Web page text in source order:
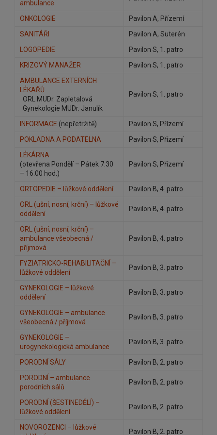
ambulance
ONKOLOGIE
Pavilon A, Přízemí
SANITÁŘI
Pavilon A, Suterén
LOGOPEDIE
Pavilon S, 1. patro
KRIZOVÝ MANAŽER
Pavilon S, 1. patro
AMBULANCE EXTERNÍCH
LÉKAŘŮ
ORL MUDr. Zapletalová
Gynekologie MUDr. Janulík
Pavilon S, 1. patro
INFORMACE (nepřetržitě)
Pavilon S, Přízemí
POKLADNA A PODATELNA
Pavilon S, Přízemí
LÉKÁRNA
(otevřena Pondělí – Pátek 7.30
– 16.00 hod.)
Pavilon S, Přízemí
ORTOPEDIE – lůžkové oddělení
Pavilon B, 4. patro
ORL (ušní, nosní, krční) – lůžkové
oddělení
Pavilon B, 4. patro
ORL (ušní, nosní, krční) –
ambulance všeobecná /
příjmová
Pavilon B, 4. patro
FYZIATRICKO-REHABILITAČNÍ –
lůžkové oddělení
Pavilon B, 3. patro
GYNEKOLOGIE – lůžkové
oddělení
Pavilon B, 3. patro
GYNEKOLOGIE – ambulance
všeobecná / příjmová
Pavilon B, 3. patro
GYNEKOLOGIE –
urogynekologická ambulance
Pavilon B, 3. patro
PORODNÍ SÁLY
Pavilon B, 2. patro
PORODNÍ – ambulance
porodních sálů
Pavilon B, 2. patro
PORODNÍ (ŠESTINEDĚLÍ) –
lůžkové oddělení
Pavilon B, 2. patro
NOVOROZENCI – lůžkové
Pavilon B, 2. patro